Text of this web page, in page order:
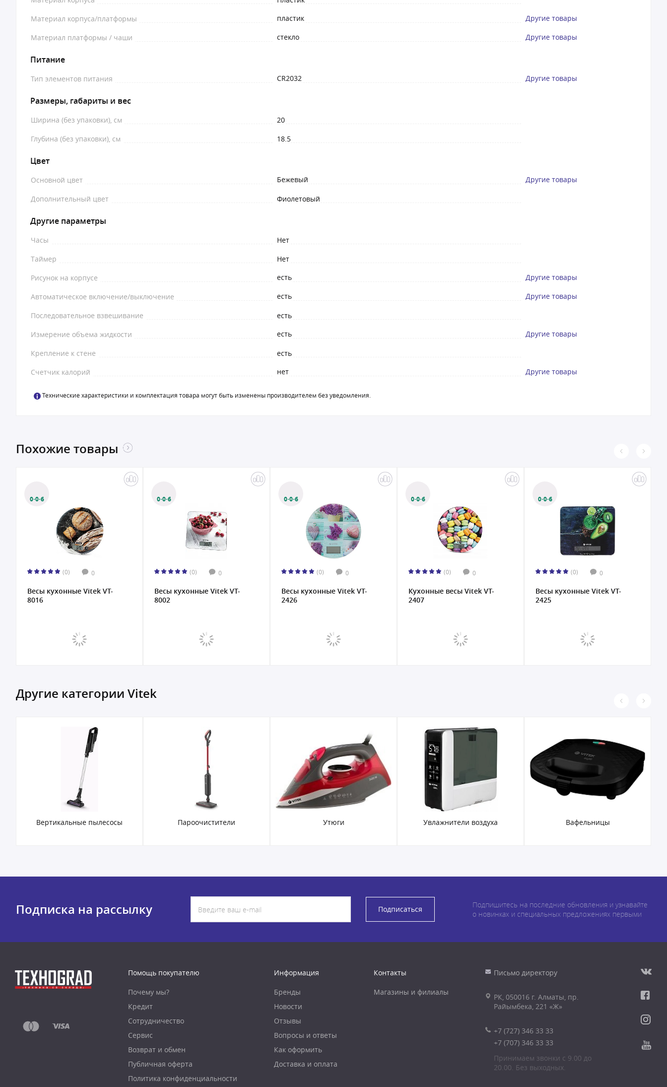
Материал корпуса/платформы
пластик Другие товары
Материал платформы / чаши стекло Другие товары
Питание
Тип элементов питания CR2032 Другие товары
Размеры, габариты и вес
Ширина (без упаковки), см
20
Глубина (без упаковки), см
18.5
Цвет
Основной цвет Бежевый Другие товары
Дополнительный цвет Фиолетовый
Другие параметры
Часы
Нет
Таймер
Нет
Рисунок на корпусе
есть Другие товары
Автоматическое включение/выключение есть Другие товары
Последовательное взвешивание
есть
Измерение объема жидкости
есть Другие товары
Крепление к стене
есть
Счетчик калорий
нет Другие товары
Технические характеристики и комплектация товара могут быть изменены производителем без уведомления.
Похожие товары
0·0·6
(0) 0
Весы кухонные Vitek VT-
8016
0·0·6
(0) 0
Весы кухонные Vitek VT-
8002
0·0·6
(0) 0
Весы кухонные Vitek VT-
2426
0·0·6
(0) 0
Кухонные весы Vitek VT-
2407
0·0·6
(0) 0
Весы кухонные Vitek VT-
2425
Другие категории Vitek
Вертикальные пылесосы Пароочистители Утюги Увлажнители воздуха Вафельницы
Подписка на рассылку Подписаться
Подпишитесь на последние обновления и узнавайте
о новинках и специальных предложениях первыми
Помощь покупателю
Почему мы?
Кредит
Сотрудничество
Сервис
Возврат и обмен
Публичная оферта
Политика конфиденциальности
Информация
Бренды
Новости
Отзывы
Вопросы и ответы
Как оформить
Доставка и оплата
Контакты
Магазины и филиалы
Письмо директору
РК, 050016 г. Алматы, пр.
Райымбека, 221 «Ж»
+7 (727) 346 33 33
+7 (707) 346 33 33
Принимаем звонки с 9.00 до
20.00. Без выходных.